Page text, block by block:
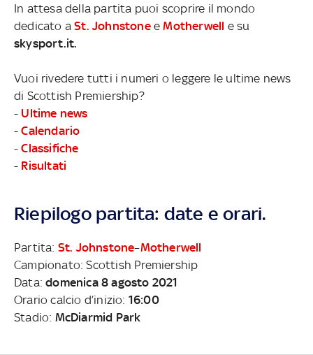
In attesa della partita puoi scoprire il mondo
dedicato aSt. JohnstoneeMotherwell e su
skysport.it.
Vuoi rivedere tutti i numeri o leggere le ultime news
di Scottish Premiership?
- Ultime news
-Calendario
-Classifiche
- Risultati
Riepilogo partita: date e orari.
Partita: St. Johnstone–Motherwell
Campionato: Scottish Premiership
Data:domenica 8 agosto 2021
Orario calcio d’inizio: 16:00
Stadio: McDiarmid Park